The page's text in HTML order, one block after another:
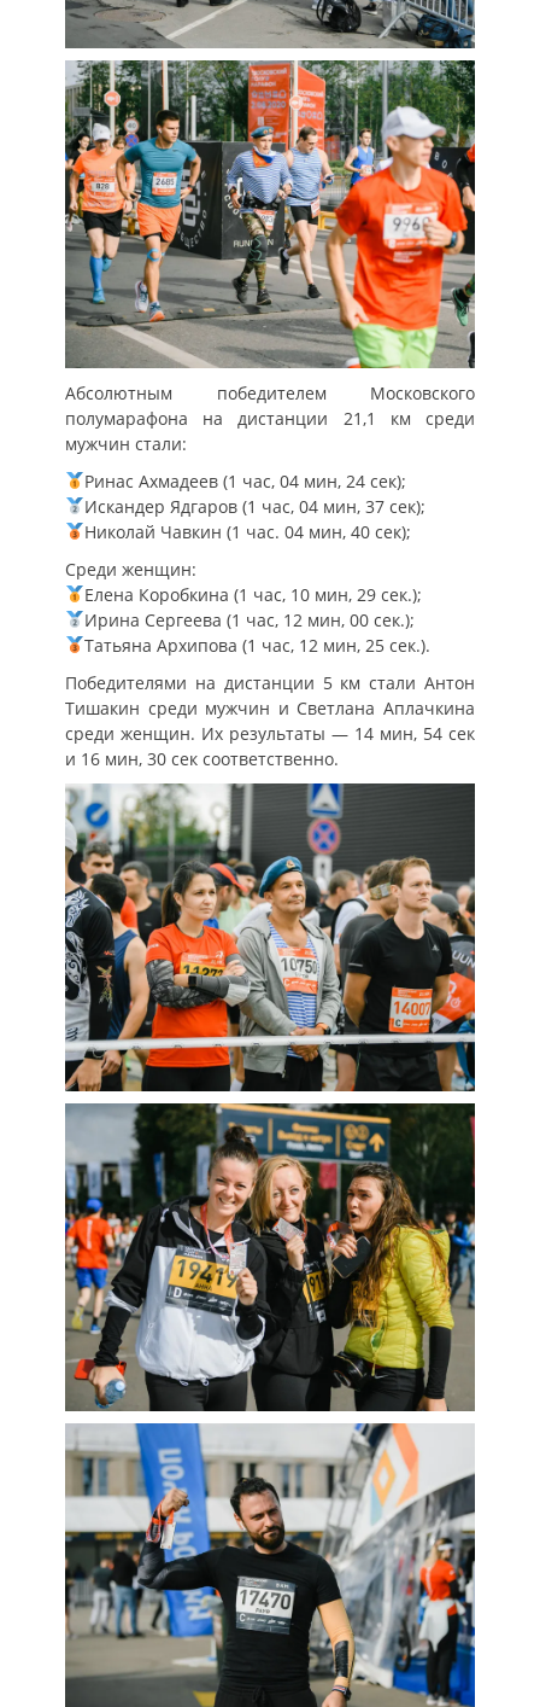
Абсолютным победителем Московского
полумарафона на дистанции 21,1 км среди
мужчин стали:
Ринас Ахмадеев (1 час, 04 мин, 24 cек);
Искандер Ядгаров (1 час, 04 мин, 37 сек);
Николай Чавкин (1 час. 04 мин, 40 сек);
Среди женщин:
Елена Коробкина (1 час, 10 мин, 29 сек.);
Ирина Сергеева (1 час, 12 мин, 00 сек.);
Татьяна Архипова (1 час, 12 мин, 25 сек.).
Победителями на дистанции 5 км стали Антон
Тишакин среди мужчин и Светлана Аплачкина
среди женщин. Их результаты — 14 мин, 54 сек
и 16 мин, 30 сек соответственно.